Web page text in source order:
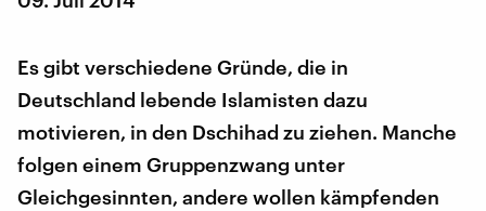
Es gibt verschiedene Gründe, die in
Deutschland lebende Islamisten dazu
motivieren, in den Dschihad zu ziehen. Manche
folgen einem Gruppenzwang unter
Gleichgesinnten, andere wollen kämpfenden